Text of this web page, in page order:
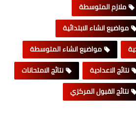
ملازم المتوسطة
مواضيع انشاء الابتدائية
مواضيع انشاء المتوسطة
نتائج الاعدادية
نتائج الامتحانات
نتائج القبول المركزي